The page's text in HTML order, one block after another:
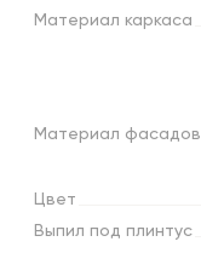
Материал каркаса
Материал фасадов
Цвет
Выпил под плинтус